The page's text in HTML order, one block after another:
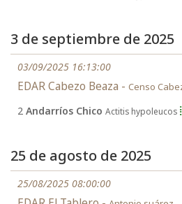
3 de septiembre de 2025
03/09/2025 16:13:00
EDAR Cabezo Beaza - Censo
2 Andarríos Chico Actitis hypoleucos
25 de agosto de 2025
25/08/2025 08:00:00